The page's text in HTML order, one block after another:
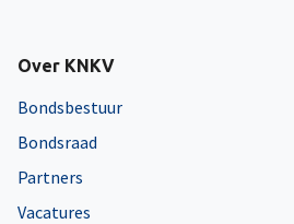
Over KNKV
Bondsbestuur
Bondsraad
Partners
Vacatures